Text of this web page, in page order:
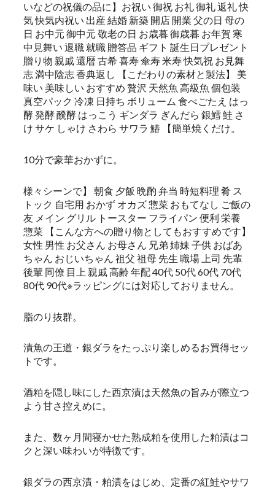
いなどの祝儀の品に】お祝い 御祝 お礼 御礼 返礼 快
気 快気内祝い 出産 結婚 新築 開店 開業 父の日 母の
日 お中元 御中元 敬老の日 お歳暮 御歳暮 お年賀 寒
中見舞い 退職 就職 贈答品 ギフト 誕生日プレゼント
贈り物 親戚 還暦 古希 喜寿 傘寿 米寿 快気祝 お見舞
志 満中陰志 香典返し 【こだわりの素材と製法】 美
味い 美味しい おすすめ 贅沢 天然魚 高級魚 個包装
真空パック 冷凍 日持ち ボリューム 食べごたえ はっ
酵 発酵 醗酵 はっこう ギンダラ ぎんだら 銀鱈 鮭 さ
け サケ しゃけ さわら サワラ 鰆 【簡単焼くだけ。
10分で豪華おかずに。
様々シーンで】 朝食 夕飯 晩酌 弁当 時短料理 肴 ス
トック 自宅用 おかず オカズ 惣菜 おもてなし ご飯の
友 メイン グリル トースター フライパン 便利 栄養
惣菜 【こんな方への贈り物としてもおすすめです】
女性 男性 お父さん お母さん 兄弟 姉妹 子供 おばあ
ちゃん おじいちゃん 祖父 祖母 先生 職場 上司 先輩
後輩 同僚 目上 親戚 高齢 年配 40代 50代 60代 70代
80代 90代※ラッピングには対応しておりません。
脂のり抜群。
漬魚の王道・銀ダラをたっぷり楽しめるお買得セッ
トです。
酒粕を隠し味にした西京漬は天然魚の旨みが際立つ
よう甘さ控えめに。
また、数ヶ月間寝かせた熟成粕を使用した粕漬はコ
クと深い味わいが特徴です。
銀ダラの西京漬・粕漬をはじめ、定番の紅鮭やサワ